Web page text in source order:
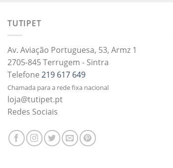
TUTIPET
Av. Aviação Portuguesa, 53, Armz 1
2705-845 Terrugem - Sintra
Telefone 219 617 649
Chamada para a rede fixa nacional
loja@tutipet.pt
Redes Sociais